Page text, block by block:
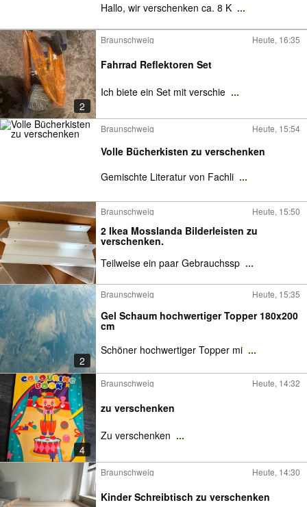
Hallo, wir verschenken ca. 8 K ...
2
Braunschweig Heute, 16:35
Fahrrad Reflektoren Set
Ich biete ein Set mit verschie ...
Braunschweig Heute, 15:54
Volle Bücherkisten zu verschenken
Gemischte Literatur von Fachli ...
Braunschweig Heute, 15:50
2 Ikea Mosslanda Bilderleisten zu
verschenken.
Teilweise ein paar Gebrauchssp ...
2
Braunschweig Heute, 15:35
Gel Schaum hochwertiger Topper 180x200
cm
Schöner hochwertiger Topper mi ...
4
Braunschweig Heute, 14:32
zu verschenken
Zu verschenken ...
Braunschweig Heute, 14:30
Kinder Schreibtisch zu verschenken